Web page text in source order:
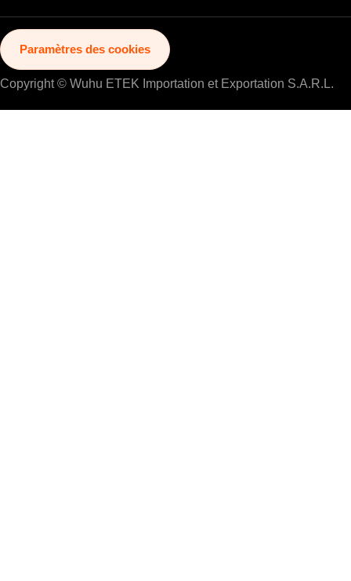
Paramètres des cookies
Copyright © Wuhu ETEK Importation et Exportation S.A.R.L.